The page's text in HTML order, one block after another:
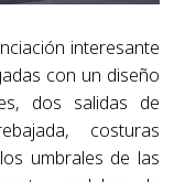
interesante
con un diseño
dos salidas de
costuras
umbrales de las